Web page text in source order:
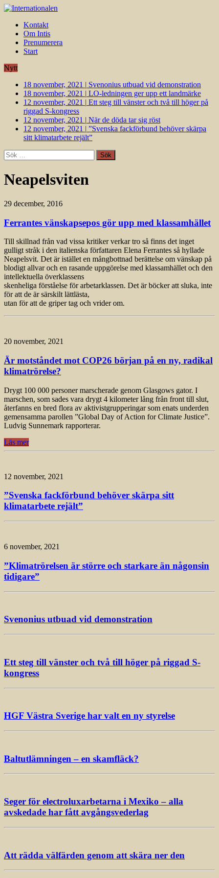
Kontakt
Om Intis
Prenumerera
Start
Nytt
18 november, 2021 | Svenonius utbuad vid demonstration
18 november, 2021 | LO-ledningen ger upp ett landmärke
12 november, 2021 | Ett steg till vänster och två till höger på
riggad S-kongress
12 november, 2021 | När de döda tar sig röst
12 november, 2021 | ”Svenska fackförbund behöver skärpa
sitt klimatarbete rejält”
Sök
efter:
Neapelsviten
29 december, 2016
Ferrantes vänskapsepos gör upp med klassamhället
Till skillnad från vad vissa kritiker verkar tro så finns det inget
gulligt stråk i den italienska författaren Elena Ferrantes så hyllade
Neapelsvit. Det är istället en mångbottnad berättelse om vänskap på
blodigt allvar och en rasande uppgörelse med klassamhället och den
intellektuella överklassens
skenheliga förståelse för arbetarklassen. Det är böcker att sluka, inte
för att de är särskilt lättlästa,
utan för att de griper tag och vrider om.
20 november, 2021
Är motståndet mot COP26 början på en ny, radikal
klimatrörelse?
Drygt 100 000 personer marscherade genom Glasgows gator. I
marschen, som sades vara drygt 4 kilometer lång från front till slut,
återfanns en bred flora av aktivistgrupperingar som enats underden
gemensamma parollen ”Global Day of Action for Climate Justice”.
Ludvig Sunnemark rapporterar.
Läs mer
12 november, 2021
”Svenska fackförbund behöver skärpa sitt
klimatarbete rejält”
6 november, 2021
”Klimatrörelsen är större och starkare än någonsin
tidigare”
Svenonius utbuad vid demonstration
Ett steg till vänster och två till höger på riggad S-
kongress
HGF Västra Sverige har valt en ny styrelse
Baltutlämningen – en skamfläck?
Seger för electroluxarbetarna i Mexiko – alla
avskedade har fått avgångsvederlag
Att rädda välfärden genom att skära ner den